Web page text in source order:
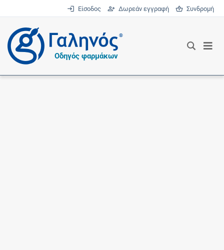
Είσοδος Δωρεάν εγγραφή Συνδρομή
®
Οδηγός φαρμάκων